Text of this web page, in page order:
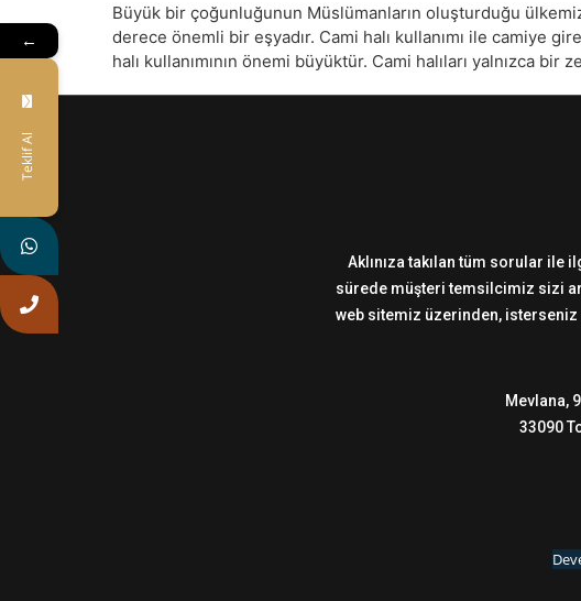
Büyük bir çoğunluğunun Müslümanların oluşturduğu
derece önemli bir eşyadır. Cami halı kullanımı ile camiye
halı kullanımının önemi büyüktür. Cami halıları yalnızca
Aklınıza takılan tüm sorular
sürede müşteri temsilcimiz sizi
web sitemiz üzerinden,
Mevlana,
33090
←
Teklif Al